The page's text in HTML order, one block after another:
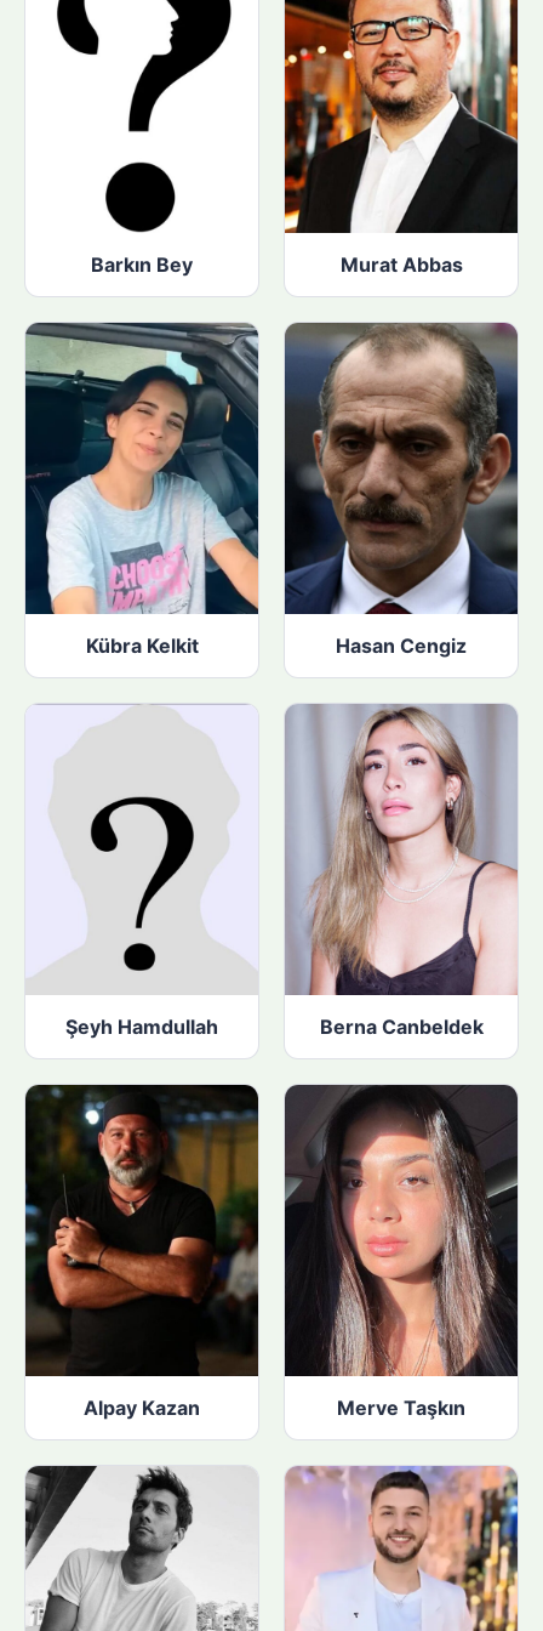
Barkın Bey Murat Abbas
Kübra Kelkit Hasan Cengiz
Şeyh Hamdullah Berna Canbeldek
Alpay Kazan Merve Taşkın